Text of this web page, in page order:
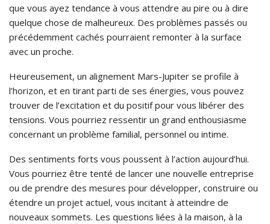
que vous ayez tendance à vous attendre au pire ou à dire
quelque chose de malheureux. Des problèmes passés ou
précédemment cachés pourraient remonter à la surface
avec un proche.
Heureusement, un alignement Mars-Jupiter se profile à
l’horizon, et en tirant parti de ses énergies, vous pouvez
trouver de l’excitation et du positif pour vous libérer des
tensions. Vous pourriez ressentir un grand enthousiasme
concernant un problème familial, personnel ou intime.
Des sentiments forts vous poussent à l’action aujourd’hui.
Vous pourriez être tenté de lancer une nouvelle entreprise
ou de prendre des mesures pour développer, construire ou
étendre un projet actuel, vous incitant à atteindre de
nouveaux sommets. Les questions liées à la maison, à la